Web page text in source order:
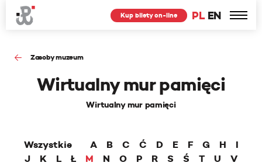
PL EN
Kup bilety on-line
Zasoby muzeum
Wirtualny mur pamięci
Wirtualny mur pamięci
Wszystkie A B C Ć D E F G H
I
J
K L Ł M N O P R S Ś T U
V